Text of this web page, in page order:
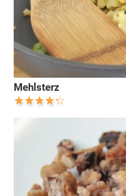
Mehlsterz